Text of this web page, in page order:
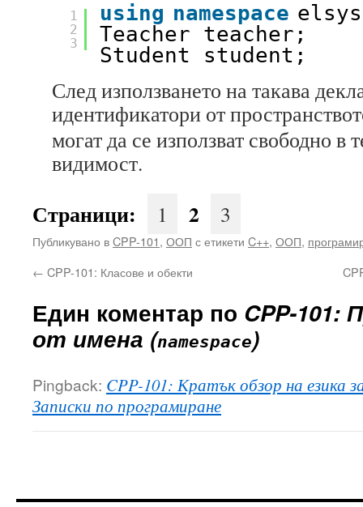
1
2
3
using namespace
Teacher teacher;
Student student;
След използването на такава
идентификатори от
могат да се използват свободно в
видимост.
Страници: 1 2 3
Публикувано вCPP-101, ООП с етикети C++, ООП,
← CPP-101: Класове и обекти
Един коментар по CPP-101:
от имена (namespace)
Pingback: CPP-101: Кратък обзор на езика
Записки по програмиране